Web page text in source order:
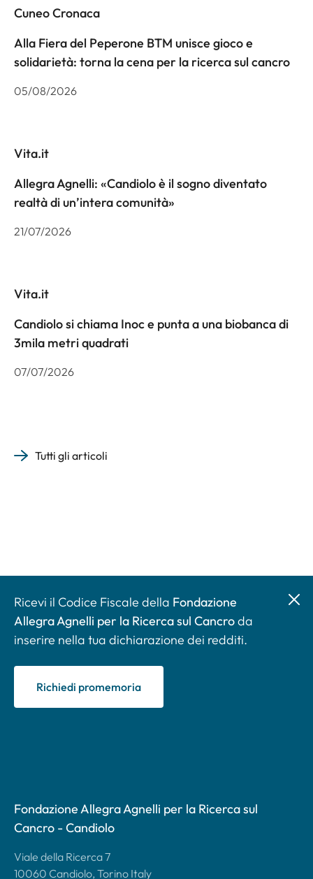
Cuneo Cronaca
Alla Fiera del Peperone BTM unisce gioco e
solidarietà: torna la cena per la ricerca sul cancro
05/08/2026
Vita.it
Allegra Agnelli: «Candiolo è il sogno diventato
realtà di un’intera comunità»
21/07/2026
Vita.it
Candiolo si chiama Inoc e punta a una biobanca di
3mila metri quadrati
07/07/2026
Tutti gli articoli
Ricevi il Codice Fiscale della Fondazione
Allegra Agnelli per la Ricerca sul Cancroda
inserire nella tua dichiarazione dei redditi.
Richiedi promemoria
Fondazione Allegra Agnelli per la Ricerca sul
Cancro - Candiolo
Viale della Ricerca 7
10060 Candiolo, Torino Italy